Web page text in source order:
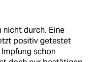
nicht durch. Eine
positiv getestet
schon